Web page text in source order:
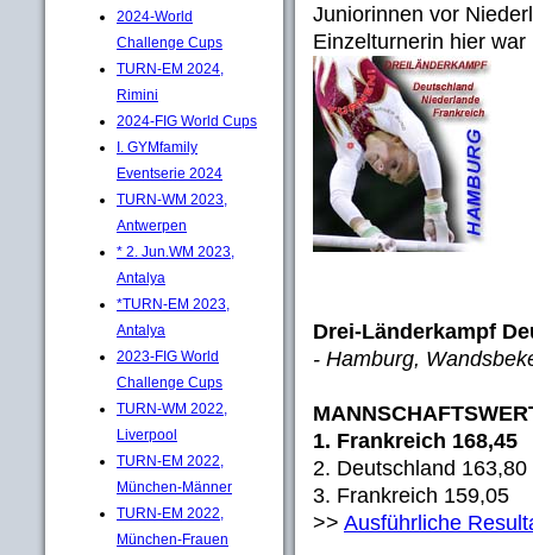
2024-World
Challenge Cups
TURN-EM 2024,
Rimini
2024-FIG World Cups
I. GYMfamily
Eventserie 2024
TURN-WM 2023,
Antwerpen
* 2. Jun.WM 2023,
Antalya
*TURN-EM 2023,
Antalya
2023-FIG World
Challenge Cups
TURN-WM 2022,
Liverpool
TURN-EM 2022,
München-Männer
TURN-EM 2022,
München-Frauen
Juniorinnen vor
Einzelturnerin hier war
Drei-Länderkampf
- Hamburg,
1. Frankreich 168,45
2. Deutschland 163,80
3. Frankreich 159,05
>> Ausführliche